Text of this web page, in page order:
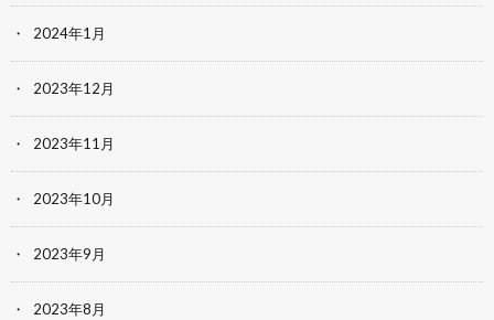
2024年1月
2023年12月
2023年11月
2023年10月
2023年9月
2023年8月